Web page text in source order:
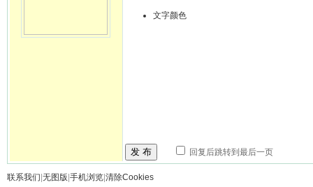
文字颜色
发 布 回复后跳转到最后一页
联系我们 无图版 手机浏览 清除Cookies